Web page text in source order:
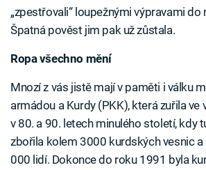
„zpestřovali“ loupežnými výpravami do
Špatná pověst jim pak už zůstala.
Ropa všechno mění
Mnozí z vás jistě mají v paměti i válku
armádou a Kurdy (PKK), která zuřila ve
v 80. a 90. letech minulého století, kdy
zbořila kolem 3000 kurdských vesnic
000 lidí. Dokonce do roku 1991 byla